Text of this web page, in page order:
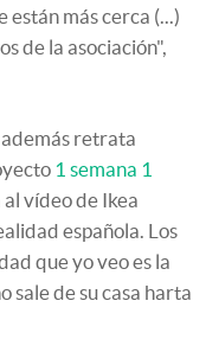
están más cerca (...)
de la asociación",
retrata
1 semana 1
vídeo de Ikea
española. Los
que yo veo es la
sale de su casa harta